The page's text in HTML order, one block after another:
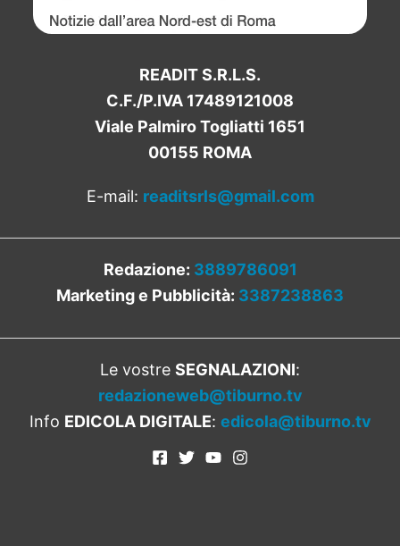
READIT S.R.L.S.
C.F./P.IVA 17489121008
Viale Palmiro Togliatti 1651
00155 ROMA
E-mail: readitsrls@gmail.com
Redazione: 3889786091
Marketing e Pubblicità: 3387238863
Le vostre SEGNALAZIONI:
redazioneweb@tiburno.tv
Info EDICOLA DIGITALE: edicola@tiburno.tv